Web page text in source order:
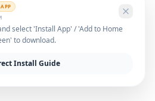
APP
select 'Install App' / 'Add to Home
to download.
Install Guide